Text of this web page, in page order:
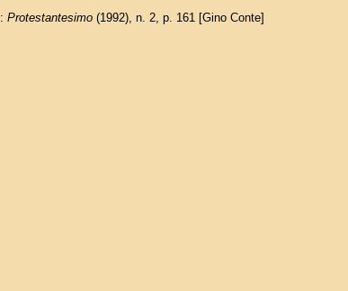
Protestantesimo(1992), n. 2, p. 161 [Gino Conte]